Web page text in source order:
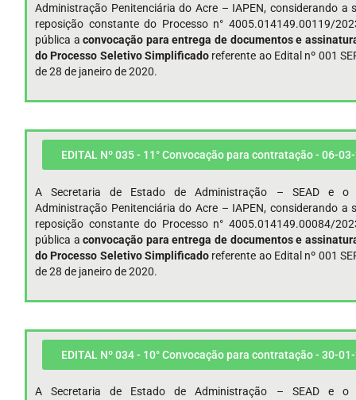
Administração Penitenciária do Acre – IAPEN, considerando a
reposição constante do Processo n° 4005.014149.00119/
pública a convocação para entrega de documentos e
do Processo Seletivo Simplificado referente ao Edital nº 001
de 28 de janeiro de 2020.
EDITAL Nº 035 - 11° Convocação para contratação - 06-
A Secretaria de Estado de Administração – SEAD e o
Administração Penitenciária do Acre – IAPEN, considerando a
reposição constante do Processo n° 4005.014149.00084/
pública a convocação para entrega de documentos e
do Processo Seletivo Simplificado referente ao Edital nº 001
de 28 de janeiro de 2020.
EDITAL Nº 034 - 10° Convocação para contratação - 30-
A Secretaria de Estado de Administração – SEAD e o